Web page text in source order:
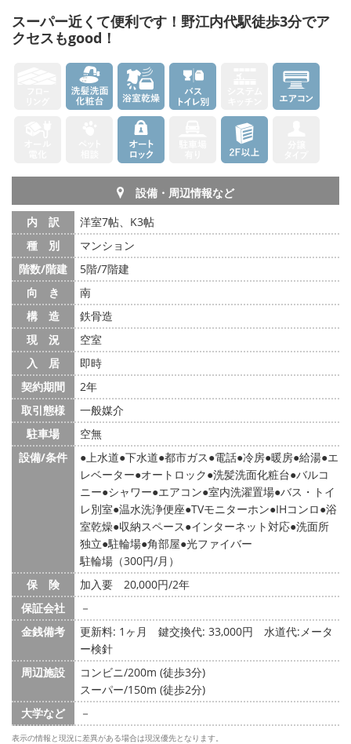
スーパー近くて便利です！野江内代駅徒歩3分でア
クセスもgood！
設備・周辺情報など
内 訳
洋室7帖、K3帖
種 別
マンション
階数/階建
5階/7階建
向 き
南
構 造
鉄骨造
現 況
空室
入 居
即時
契約期間
2年
取引態様
一般媒介
駐車場
空無
設備/条件
上水道 下水道 都市ガス 電話 冷房 暖房 給湯 エ
レベーター オートロック 洗髪洗面化粧台 バルコ
ニー シャワー エアコン 室内洗濯置場 バス・トイ
レ別室 温水洗浄便座 TVモニターホン IHコンロ 浴
室乾燥 収納スペース インターネット対応 洗面所
独立 駐輪場 角部屋 光ファイバー
駐輪場（300円/月）
保 険
加入要 20,000円/2年
保証会社
－
金銭備考
更新料: 1ヶ月 鍵交換代: 33,000円
水道代:メータ
ー検針
周辺施設
コンビニ/200m (徒歩3分)
スーパー/150m (徒歩2分)
大学など
－
表示の情報と現況に差異がある場合は現況優先となります。